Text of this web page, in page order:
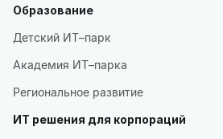
Образование
Детский ИТ–парк
Академия ИТ–парка
Региональное развитие
ИТ решения для корпораций